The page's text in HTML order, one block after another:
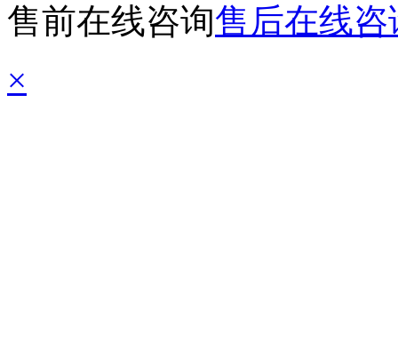
售前在线咨询售后在线咨
×